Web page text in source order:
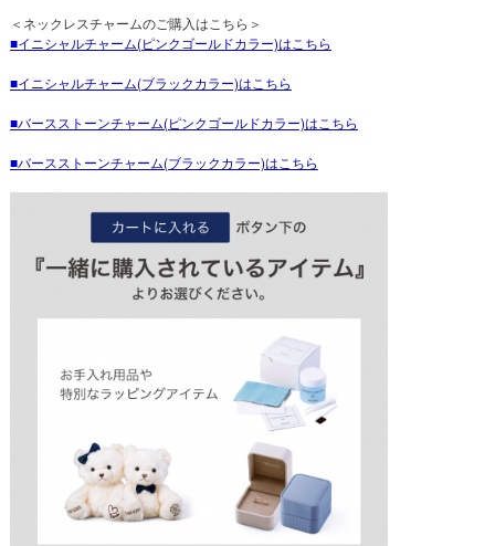
＜ネックレスチャームのご購入はこちら＞
イニシャルチャーム(ピンクゴールドカラー)はこちら
イニシャルチャーム(ブラックカラー)はこちら
バースストーンチャーム(ピンクゴールドカラー)はこちら
バースストーンチャーム(ブラックカラー)はこちら